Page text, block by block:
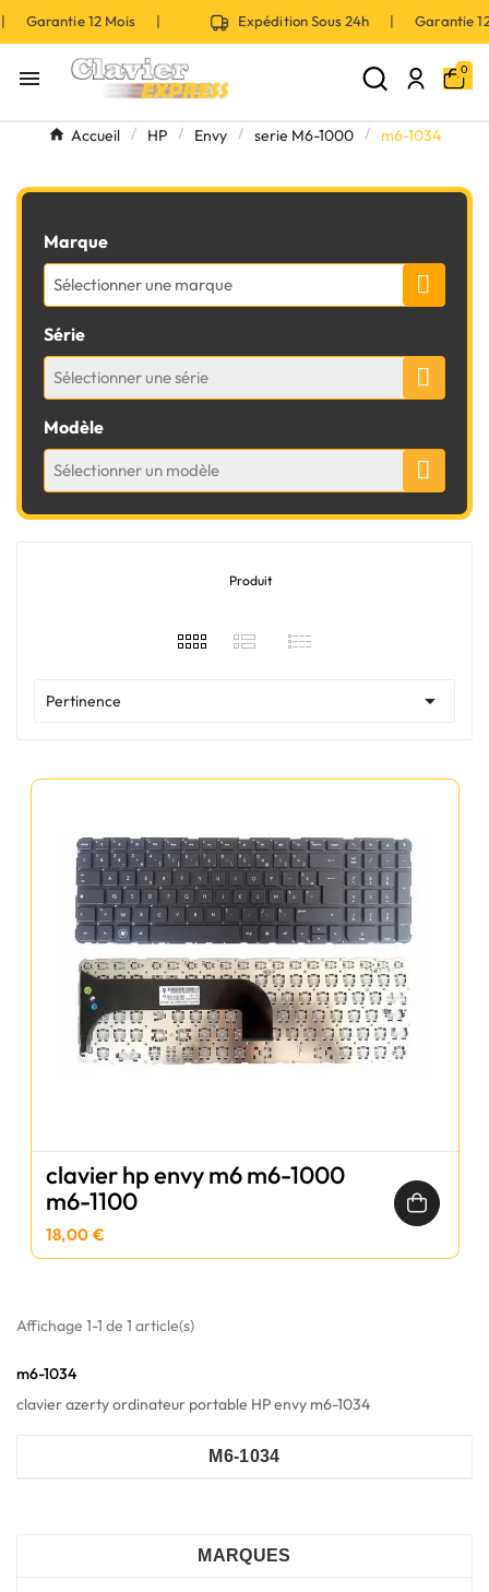
Garantie 12 Mois | Expédition Sous 24h | Garantie
 0
Accueil HP Envy serie M6-1000 m6-1034
Marque
Sélectionner une marque
Série
Sélectionner une série
Modèle
Sélectionner un modèle
Produit
Pertinence 
clavier hp envy m6 m6-1000
m6-1100
18,00 €
Affichage 1-1 de 1 article(s)
m6-1034
clavier azerty ordinateur portable HP envy m6-1034
M6-1034
MARQUES